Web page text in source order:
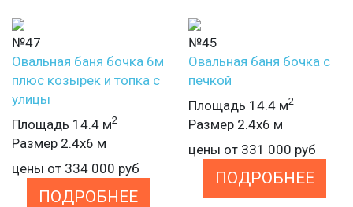
№47
Овальная баня бочка 6м
плюс козырек и топка с
улицы
Площадь 14.4 м2
Размер 2.4х6 м
цены от 334 000 руб
ПОДРОБНЕЕ
№45
Овальная баня бочка с
печкой
Площадь 14.4 м2
Размер 2.4х6 м
цены от 331 000 руб
ПОДРОБНЕЕ